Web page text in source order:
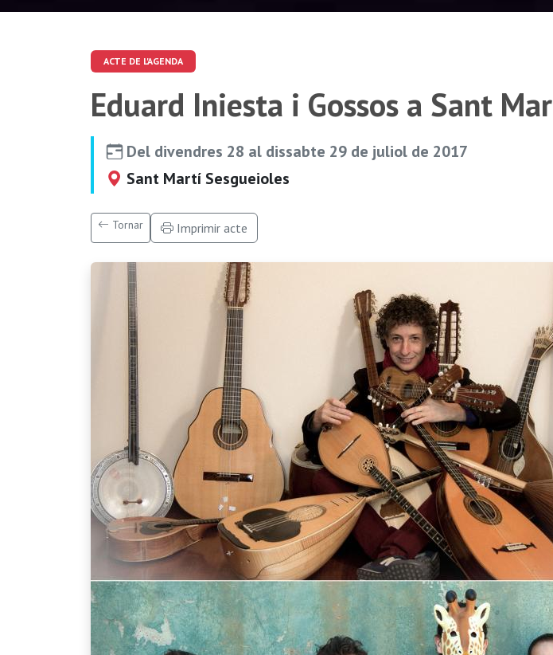
ACTE DE L'AGENDA
Eduard Iniesta i Gossos a Sant
Del divendres 28 al dissabte 29 de juliol de 2017
Sant Martí Sesgueioles
Tornar Imprimir acte